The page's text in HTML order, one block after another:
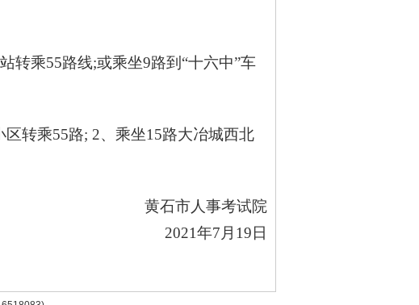
转乘55路线;或乘坐9路到“十六中”车
转乘55路; 2、乘坐15路大冶城西北
黄石市人事考试院
2021年7月19日